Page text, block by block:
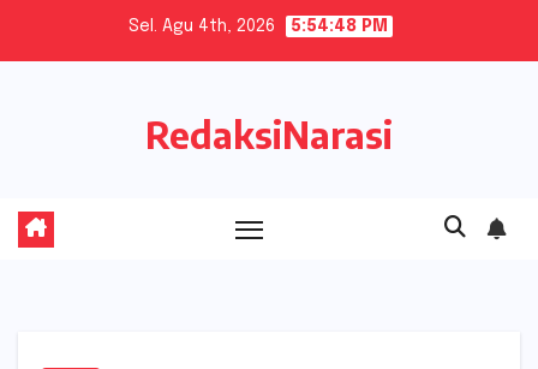
Sel. Agu 4th, 2026 5:54:49 PM
RedaksiNarasi